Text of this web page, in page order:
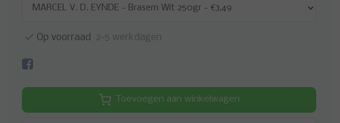
Op voorraad 2-5 werkdagen
Toevoegen aan winkelwagen